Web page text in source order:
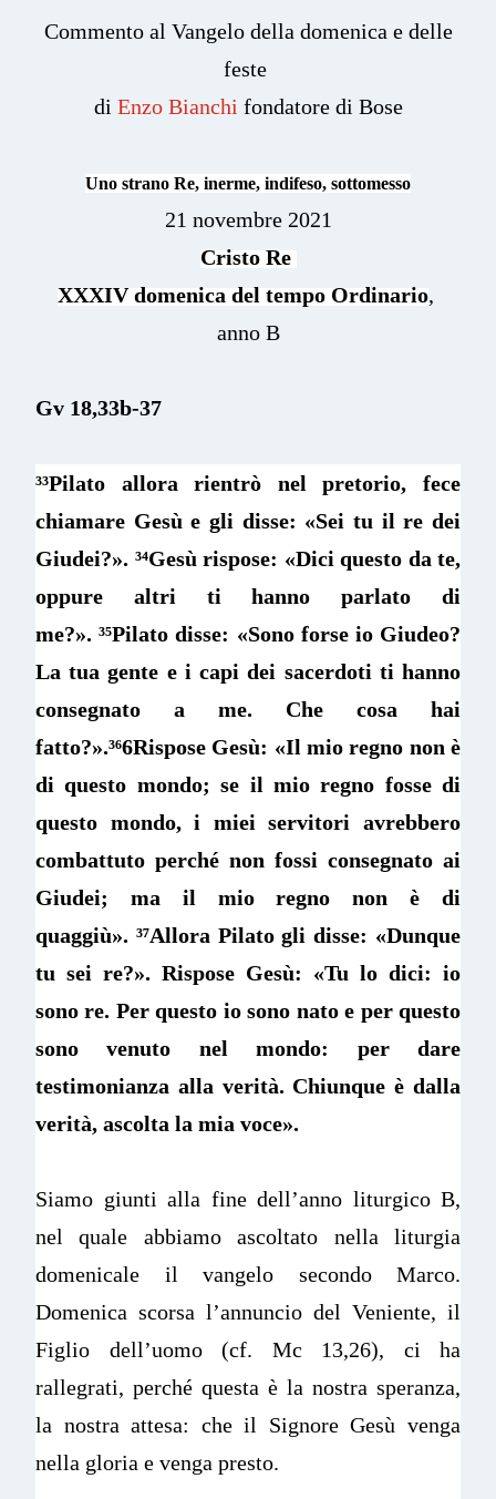
Commento al Vangelo della domenica e delle
feste
di Enzo Bianchi fondatore di Bose
Uno strano Re, inerme, indifeso, sottomesso
21 novembre 2021
Cristo Re
XXXIV domenica del tempo Ordinario,
anno B
Gv 18,33b-37
³³Pilato allora rientrò nel pretorio, fece
chiamare Gesù e gli disse: «Sei tu il re dei
Giudei?». ³⁴Gesù rispose: «Dici questo da te,
oppure altri ti hanno parlato di
me?».³⁵Pilato disse: «Sono forse io Giudeo?
La tua gente e i capi dei sacerdoti ti hanno
consegnato a me. Che cosa hai
fatto?».³⁶6Rispose Gesù: «Il mio regno non è
di questo mondo; se il mio regno fosse di
questo mondo, i miei servitori avrebbero
combattuto perché non fossi consegnato ai
Giudei; ma il mio regno non è di
quaggiù». ³⁷Allora Pilato gli disse: «Dunque
tu sei re?». Rispose Gesù: «Tu lo dici: io
sono re. Per questo io sono nato e per questo
sono venuto nel mondo: per dare
testimonianza alla verità. Chiunque è dalla
verità, ascolta la mia voce».
Siamo giunti alla fine dell’anno liturgico B,
nel quale abbiamo ascoltato nella liturgia
domenicale il vangelo secondo Marco.
Domenica scorsa l’annuncio del Veniente, il
Figlio dell’uomo (cf. Mc 13,26), ci ha
rallegrati, perché questa è la nostra speranza,
la nostra attesa: che il Signore Gesù venga
nella gloria e venga presto.